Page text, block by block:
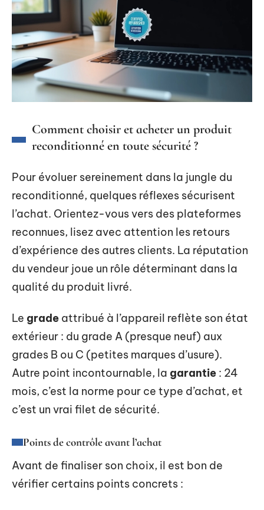
Comment choisir et acheter un produit
reconditionné en toute sécurité ?
Pour évoluer sereinement dans la jungle du
reconditionné, quelques réflexes sécurisent
l’achat. Orientez-vous vers des plateformes
reconnues, lisez avec attention les retours
d’expérience des autres clients. La réputation
du vendeur joue un rôle déterminant dans la
qualité du produit livré.
Le grade attribué à l’appareil reflète son état
extérieur : du grade A (presque neuf) aux
grades B ou C (petites marques d’usure).
Autre point incontournable, la garantie : 24
mois, c’est la norme pour ce type d’achat, et
c’est un vrai filet de sécurité.
Points de contrôle avant l’achat
Avant de finaliser son choix, il est bon de
vérifier certains points concrets :